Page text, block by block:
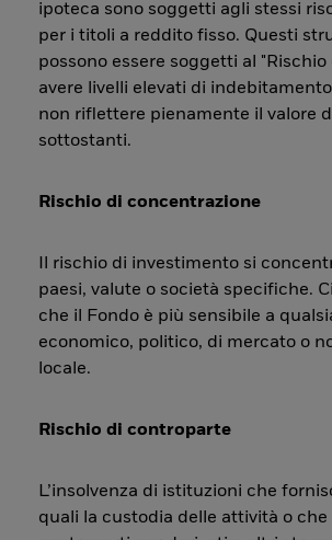
ipoteca sono soggetti agli stessi
per i titoli a reddito fisso. Questi
possono essere soggetti al
avere livelli elevati di
non riflettere pienamente il valore
sottostanti.
Rischio di concentrazione
Il rischio di investimento si
paesi, valute o società specifiche.
che il Fondo è più sensibile a
economico, politico, di mercato o
locale.
Rischio di controparte
L’insolvenza di istituzioni che
quali la custodia delle attività o che